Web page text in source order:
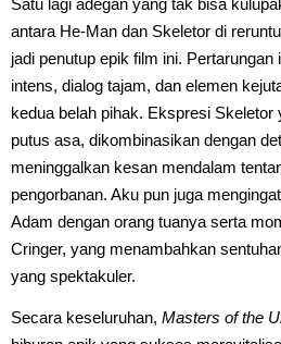
antara He-Man dan Skeletor di
jadi penutup epik film ini. Pertarungan
intens, dialog tajam, dan elemen
kedua belah pihak. Ekspresi Skeletor
putus asa, dikombinasikan dengan
meninggalkan kesan mendalam
pengorbanan. Aku pun juga
Adam dengan orang tuanya serta
Cringer, yang menambahkan
yang spektakuler.
Secara keseluruhan, Masters of the